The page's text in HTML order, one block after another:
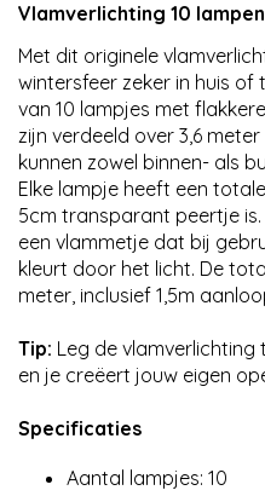
Vlamverlichting 10
Met dit originele
wintersfeer zeker in huis of
van 10 lampjes met
zijn verdeeld over 3,6
kunnen zowel binnen- als
Elke lampje heeft een
5cm transparant peertje is.
een vlammetje dat bij
kleurt door het licht. De
meter, inclusief 1,5m
Tip: Leg de
en je creëert jouw eigen
Specificaties
Aantal lampjes: 10